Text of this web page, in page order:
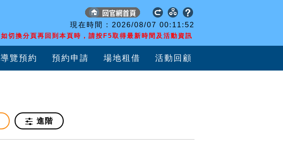
現在時間 : 2026/08/07 00:11:52
如切換分頁再回到本頁時，請按F5取得最新時間及活動資訊
導覽預約 預約申請 場地租借 活動回顧
進階